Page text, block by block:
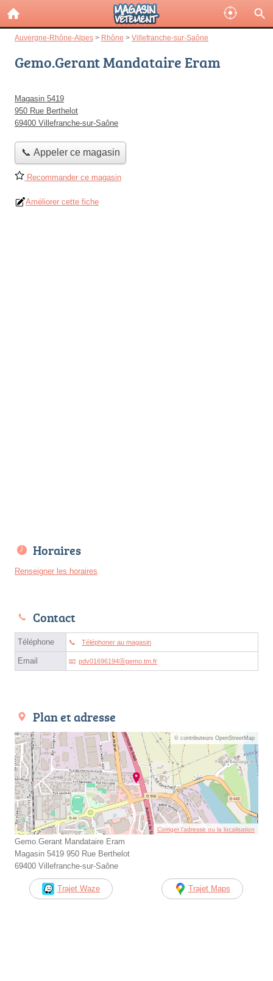
Auvergne-Rhône-Alpes > Rhône > Villefranche-sur-Saône
Gemo.Gerant Mandataire Eram
Magasin 5419
950 Rue Berthelot
69400 Villefranche-sur-Saône
📞 Appeler ce magasin
Recommander ce magasin
Améliorer cette fiche
Horaires
Renseigner les horaires
Contact
Téléphone Téléphoner au magasin
Email pdv01696194ⓐgemo.tm.fr
Plan et adresse
© contributeurs OpenStreetMap
Corriger l’adresse ou la localisation
Gemo.Gerant Mandataire Eram
Magasin 5419 950 Rue Berthelot
69400 Villefranche-sur-Saône
Trajet Waze Trajet Maps